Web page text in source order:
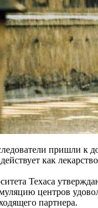
пришли к
как
Техаса
центров
партнера.